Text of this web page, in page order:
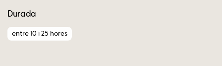
Durada
entre 10 i 25 hores